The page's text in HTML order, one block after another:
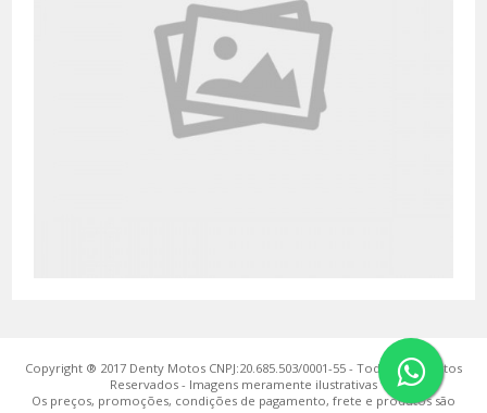
Copyright ® 2017 Denty Motos CNPJ:20.685.503/0001-55 - Todos os Direitos
Reservados - Imagens meramente ilustrativas
Os preços, promoções, condições de pagamento, frete e produtos são